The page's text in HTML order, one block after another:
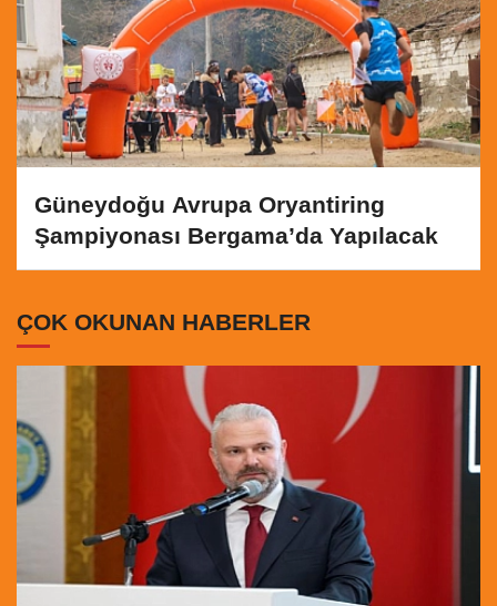
Güneydoğu Avrupa Oryantiring
Şampiyonası Bergama’da Yapılacak
ÇOK OKUNAN HABERLER